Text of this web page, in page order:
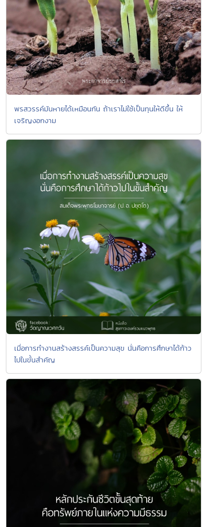
พรสวรรค์มันหายได้เหมือนกัน ถ้าเราไม่ใช้เป็นทุนให้ดีขึ้น ให้
เจริญงอกงาม
เมื่อการทำงานสร้างสรรค์เป็นความสุข นั่นคือการศึกษาได้ก้าว
ไปในขั้นสำคัญ